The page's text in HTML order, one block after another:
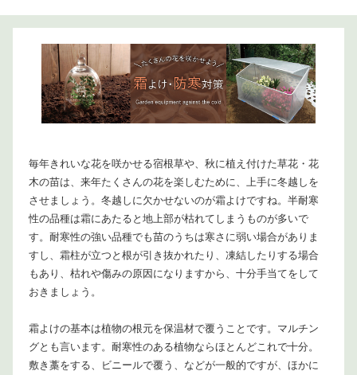
毎年きれいな花を咲かせる宿根草や、秋に植え付けた草花・花
木の苗は、来年たくさんの花を楽しむために、上手に冬越しを
させましょう。冬越しに欠かせないのが霜よけですね。半耐寒
性の品種は霜にあたると地上部が枯れてしまうものが多いで
す。耐寒性の強い品種でも苗のうちは寒さに弱い場合がありま
すし、霜柱が立つと根が引き抜かれたり、凍結したりする場合
もあり、枯れや傷みの原因になりますから、十分手当てをして
おきましょう。
霜よけの基本は植物の根元を保温材で覆うことです。マルチン
グとも言います。耐寒性のある植物ならほとんどこれで十分。
敷き藁をする、ビニールで覆う、などが一般的ですが、ほかに